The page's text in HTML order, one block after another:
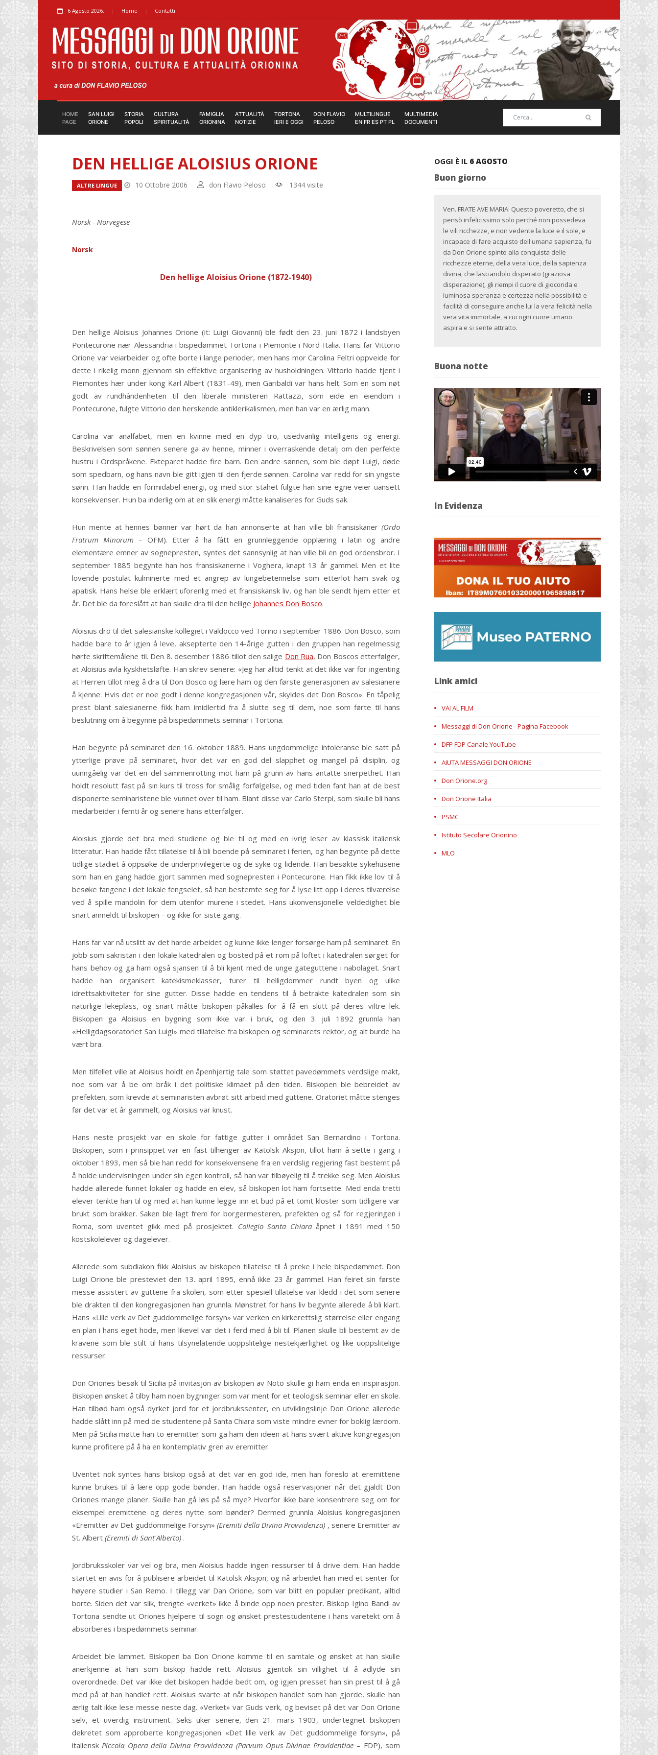
6 Agosto 2026. Home Contatti
HOME
PAGE
SAN LUIGI
ORIONE
STORIA
POPOLI
CULTURA
SPIRITUALITÀ
FAMIGLIA
ORIONINA
ATTUALITÀ
NOTIZIE
TORTONA
IERI E OGGI
DON FLAVIO
PELOSO
MULTILINGUE
EN FR ES PT PL
MULTIMEDIA
DOCUMENTI
DEN HELLIGE ALOISIUS ORIONE
ALTRE LINGUE 10 Ottobre 2006 don Flavio Peloso 1344 visite
Norsk - Norvegese
Norsk
Den hellige Aloisius Orione (1872-1940)
Den hellige Aloisius Johannes Orione (it: Luigi Giovanni) ble født den 23. juni 1872 i landsbyen
Pontecurone nær Alessandria i bispedømmet Tortona i Piemonte i Nord-Italia. Hans far Vittorio
Orione var veiarbeider og ofte borte i lange perioder, men hans mor Carolina Feltri oppveide for
dette i rikelig monn gjennom sin effektive organisering av husholdningen. Vittorio hadde tjent i
Piemontes hær under kong Karl Albert (1831-49), men Garibaldi var hans helt. Som en som nøt
godt av rundhåndenheten til den liberale ministeren Rattazzi, som eide en eiendom i
Pontecurone, fulgte Vittorio den herskende antiklerikalismen, men han var en ærlig mann.
Carolina var analfabet, men en kvinne med en dyp tro, usedvanlig intelligens og energi.
Beskrivelsen som sønnen senere ga av henne, minner i overraskende detalj om den perfekte
hustru i Ordspråkene. Ekteparet hadde fire barn. Den andre sønnen, som ble døpt Luigi, døde
som spedbarn, og hans navn ble gitt igjen til den fjerde sønnen. Carolina var redd for sin yngste
sønn. Han hadde en formidabel energi, og med stor stahet fulgte han sine egne veier uansett
konsekvenser. Hun ba inderlig om at en slik energi måtte kanaliseres for Guds sak.
Hun mente at hennes bønner var hørt da han annonserte at han ville bli fransiskaner (Ordo
Fratrum Minorum – OFM). Etter å ha fått en grunnleggende opplæring i latin og andre
elementære emner av sognepresten, syntes det sannsynlig at han ville bli en god ordensbror. I
september 1885 begynte han hos fransiskanerne i Voghera, knapt 13 år gammel. Men et lite
lovende postulat kulminerte med et angrep av lungebetennelse som etterlot ham svak og
apatisk. Hans helse ble erklært uforenlig med et fransiskansk liv, og han ble sendt hjem etter et
år. Det ble da foreslått at han skulle dra til den hellige Johannes Don Bosco.
Aloisius dro til det salesianske kollegiet i Valdocco ved Torino i september 1886. Don Bosco, som
hadde bare to år igjen å leve, aksepterte den 14-årige gutten i den gruppen han regelmessig
hørte skriftemålene til. Den 8. desember 1886 tillot den salige Don Rua, Don Boscos etterfølger,
at Aloisius avla kyskhetsløfte. Han skrev senere: «Jeg har alltid tenkt at det ikke var for ingenting
at Herren tillot meg å dra til Don Bosco og lære ham og den første generasjonen av salesianere
å kjenne. Hvis det er noe godt i denne kongregasjonen vår, skyldes det Don Bosco». En tåpelig
prest blant salesianerne fikk ham imidlertid fra å slutte seg til dem, noe som førte til hans
beslutning om å begynne på bispedømmets seminar i Tortona.
Han begynte på seminaret den 16. oktober 1889. Hans ungdommelige intoleranse ble satt på
ytterlige prøve på seminaret, hvor det var en god del slapphet og mangel på disiplin, og
uunngåelig var det en del sammenrotting mot ham på grunn av hans antatte snerpethet. Han
holdt resolutt fast på sin kurs til tross for smålig forfølgelse, og med tiden fant han at de best
disponerte seminaristene ble vunnet over til ham. Blant disse var Carlo Sterpi, som skulle bli hans
medarbeider i femti år og senere hans etterfølger.
Aloisius gjorde det bra med studiene og ble til og med en ivrig leser av klassisk italiensk
litteratur. Han hadde fått tillatelse til å bli boende på seminaret i ferien, og han begynte på dette
tidlige stadiet å oppsøke de underprivilegerte og de syke og lidende. Han besøkte sykehusene
som han en gang hadde gjort sammen med sognepresten i Pontecurone. Han fikk ikke lov til å
besøke fangene i det lokale fengselet, så han bestemte seg for å lyse litt opp i deres tilværelse
ved å spille mandolin for dem utenfor murene i stedet. Hans ukonvensjonelle veldedighet ble
snart anmeldt til biskopen – og ikke for siste gang.
Hans far var nå utslitt av det harde arbeidet og kunne ikke lenger forsørge ham på seminaret. En
jobb som sakristan i den lokale katedralen og bosted på et rom på loftet i katedralen sørget for
hans behov og ga ham også sjansen til å bli kjent med de unge gateguttene i nabolaget. Snart
hadde han organisert katekismeklasser, turer til helligdommer rundt byen og ulike
idrettsaktiviteter for sine gutter. Disse hadde en tendens til å betrakte katedralen som sin
naturlige lekeplass, og snart måtte biskopen påkalles for å få en slutt på deres viltre lek.
Biskopen ga Aloisius en bygning som ikke var i bruk, og den 3. juli 1892 grunnla han
«Helligdagsoratoriet San Luigi» med tillatelse fra biskopen og seminarets rektor, og alt burde ha
vært bra.
Men tilfellet ville at Aloisius holdt en åpenhjertig tale som støttet pavedømmets verdslige makt,
noe som var å be om bråk i det politiske klimaet på den tiden. Biskopen ble bebreidet av
prefekten, som krevde at seminaristen avbrøt sitt arbeid med guttene. Oratoriet måtte stenges
før det var et år gammelt, og Aloisius var knust.
Hans neste prosjekt var en skole for fattige gutter i området San Bernardino i Tortona.
Biskopen, som i prinsippet var en fast tilhenger av Katolsk Aksjon, tillot ham å sette i gang i
oktober 1893, men så ble han redd for konsekvensene fra en verdslig regjering fast bestemt på
å holde undervisningen under sin egen kontroll, så han var tilbøyelig til å trekke seg. Men Aloisius
hadde allerede funnet lokaler og hadde en elev, så biskopen lot ham fortsette. Med enda tretti
elever tenkte han til og med at han kunne legge inn et bud på et tomt kloster som tidligere var
brukt som brakker. Saken ble lagt frem for borgermesteren, prefekten og så for regjeringen i
Roma, som uventet gikk med på prosjektet. Collegio Santa Chiaraåpnet i 1891 med 150
kostskolelever og dagelever.
Allerede som subdiakon fikk Aloisius av biskopen tillatelse til å preke i hele bispedømmet. Don
Luigi Orione ble presteviet den 13. april 1895, ennå ikke 23 år gammel. Han feiret sin første
messe assistert av guttene fra skolen, som etter spesiell tillatelse var kledd i det som senere
ble drakten til den kongregasjonen han grunnla. Mønstret for hans liv begynte allerede å bli klart.
Hans «Lille verk av Det guddommelige forsyn» var verken en kirkerettslig størrelse eller engang
en plan i hans eget hode, men likevel var det i ferd med å bli til. Planen skulle bli bestemt av de
kravene som ble stilt til hans tilsynelatende uoppslitelige nestekjærlighet og like uoppslitelige
ressurser.
Don Oriones besøk til Sicilia på invitasjon av biskopen av Noto skulle gi ham enda en inspirasjon.
Biskopen ønsket å tilby ham noen bygninger som var ment for et teologisk seminar eller en skole.
Han tilbød ham også dyrket jord for et jordbrukssenter, en utviklingslinje Don Orione allerede
hadde slått inn på med de studentene på Santa Chiara som viste mindre evner for boklig lærdom.
Men på Sicilia møtte han to eremitter som ga ham den ideen at hans svært aktive kongregasjon
kunne profitere på å ha en kontemplativ gren av eremitter.
Uventet nok syntes hans biskop også at det var en god ide, men han foreslo at eremittene
kunne brukes til å lære opp gode bønder. Han hadde også reservasjoner når det gjaldt Don
Oriones mange planer. Skulle han gå løs på så mye? Hvorfor ikke bare konsentrere seg om for
eksempel eremittene og deres nytte som bønder? Dermed grunnla Aloisius kongregasjonen
«Eremitter av Det guddommelige Forsyn» (Eremiti della Divina Provvidenza) , senere Eremitter av
St. Albert (Eremiti di Sant'Alberto) .
Jordbruksskoler var vel og bra, men Aloisius hadde ingen ressurser til å drive dem. Han hadde
startet en avis for å publisere arbeidet til Katolsk Aksjon, og nå arbeidet han med et senter for
høyere studier i San Remo. I tillegg var Dan Orione, som var blitt en populær predikant, alltid
borte. Siden det var slik, trengte «verket» ikke å binde opp noen prester. Biskop Igino Bandi av
Tortona sendte ut Oriones hjelpere til sogn og ønsket prestestudentene i hans varetekt om å
absorberes i bispedømmets seminar.
Arbeidet ble lammet. Biskopen ba Don Orione komme til en samtale og ønsket at han skulle
anerkjenne at han som biskop hadde rett. Aloisius gjentok sin villighet til å adlyde sin
overordnede. Det var ikke det biskopen hadde bedt om, og igjen presset han sin prest til å gå
med på at han handlet rett. Aloisius svarte at når biskopen handlet som han gjorde, skulle han
ærlig talt ikke lese messe neste dag. «Verket» var Guds verk, og beviset på det var Don Orione
selv, et uverdig instrument. Seks uker senere, den 21. mars 1903, undertegnet biskopen
dekretet som approberte kongregasjonen «Det lille verk av Det guddommelige forsyn», på
italienskPiccola Opera della Divina Provvidenza (Parvum Opus Divinae Providentiae – FDP), som
OGGI È IL 6 AGOSTO
Buon giorno
Ven. FRATE AVE MARIA: Questo poveretto, che si
pensò infelicissimo solo perché non possedeva
le vili ricchezze, e non vedente la luce e il sole, e
incapace di fare acquisto dell'umana sapienza, fu
da Don Orione spinto alla conquista delle
ricchezze eterne, della vera luce, della sapienza
divina, che lasciandolo disperato (graziosa
disperazione), gli riempi il cuore di gioconda e
luminosa speranza e certezza nella possibilità e
facilità di conseguire anche lui la vera felicità nella
vera vita immortale, a cui ogni cuore umano
aspira e si sente attratto.
Buona notte
In Evidenza
Link amici
VAI AL FILM
Messaggi di Don Orione - Pagina Facebook
DFP FDP Canale YouTube
AIUTA MESSAGGI DON ORIONE
Don Orione.org
Don Orione Italia
PSMC
Istituto Secolare Orionino
MLO